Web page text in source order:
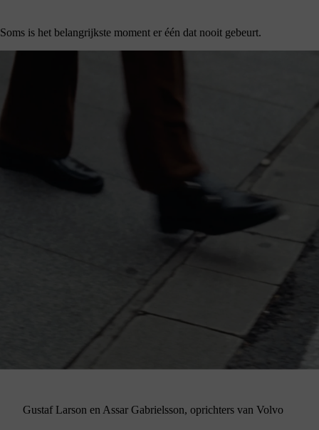
Soms is het belangrijkste moment er één dat nooit gebeurt.
Gustaf Larson en Assar Gabrielsson, oprichters van Volvo